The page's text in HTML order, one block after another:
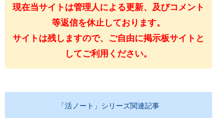
現在当サイトは管理人による更新、及びコメント
等返信を休止しております。
サイトは残しますので、ご自由に掲示板サイトと
してご利用ください。
「活ノート」シリーズ関連記事